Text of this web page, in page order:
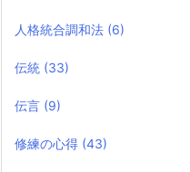
人格統合調和法 (6)
伝統 (33)
伝言 (9)
修練の心得 (43)